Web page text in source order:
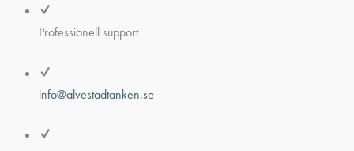
Hoppa
Professionell support
info@alvestadtanken.se